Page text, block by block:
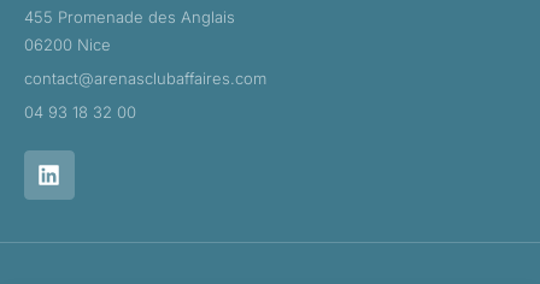
455 Promenade des Anglais
06200 Nice
contact@arenasclubaffaires.com
04 93 18 32 00